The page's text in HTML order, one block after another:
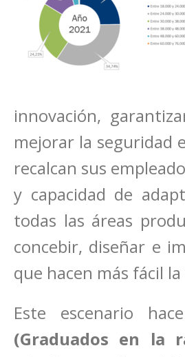
innovación,
mejorar la seguridad
recalcan sus
y capacidad de
todas las áreas
concebir, diseñar e
que hacen más fácil
Este escenario
(Graduados en la